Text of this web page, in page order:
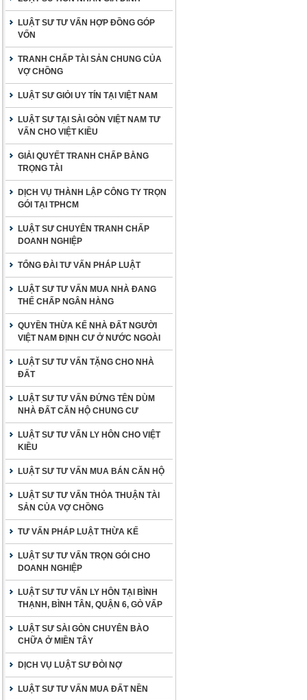
LUẬT SƯ TƯ VẤN HỢP ĐỒNG GÓP
VỐN
TRANH CHẤP TÀI SẢN CHUNG CỦA
VỢ CHỒNG
LUẬT SƯ GIỎI UY TÍN TẠI VIỆT NAM
LUẬT SƯ TẠI SÀI GÒN VIỆT NAM TƯ
VẤN CHO VIỆT KIỀU
GIẢI QUYẾT TRANH CHẤP BẰNG
TRỌNG TÀI
DỊCH VỤ THÀNH LẬP CÔNG TY TRỌN
GÓI TẠI TPHCM
LUẬT SƯ CHUYÊN TRANH CHẤP
DOANH NGHIỆP
TỔNG ĐÀI TƯ VẤN PHÁP LUẬT
LUẬT SƯ TƯ VẤN MUA NHÀ ĐANG
THẾ CHẤP NGÂN HÀNG
QUYỀN THỪA KẾ NHÀ ĐẤT NGƯỜI
VIỆT NAM ĐỊNH CƯ Ở NƯỚC NGOÀI
LUẬT SƯ TƯ VẤN TẶNG CHO NHÀ
ĐẤT
LUẬT SƯ TƯ VẤN ĐỨNG TÊN DÙM
NHÀ ĐẤT CĂN HỘ CHUNG CƯ
LUẬT SƯ TƯ VẤN LY HÔN CHO VIỆT
KIỀU
LUẬT SƯ TƯ VẤN MUA BÁN CĂN HỘ
LUẬT SƯ TƯ VẤN THỎA THUẬN TÀI
SẢN CỦA VỢ CHỒNG
TƯ VẤN PHÁP LUẬT THỪA KẾ
LUẬT SƯ TƯ VẤN TRỌN GÓI CHO
DOANH NGHIỆP
LUẬT SƯ TƯ VẤN LY HÔN TẠI BÌNH
THẠNH, BÌNH TÂN, QUẬN 6, GÒ VẤP
LUẬT SƯ SÀI GÒN CHUYÊN BÀO
CHỮA Ở MIỀN TÂY
DỊCH VỤ LUẬT SƯ ĐÒI NỢ
LUẬT SƯ TƯ VẤN MUA ĐẤT NỀN